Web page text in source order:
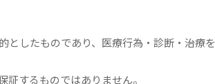
としたものであり、医療行為・診断・治療を
するものではありません。